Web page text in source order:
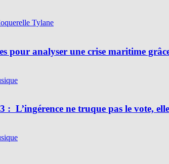
Tylane
pour analyser une crise maritime
: L’ingérence ne truque pas le vote,